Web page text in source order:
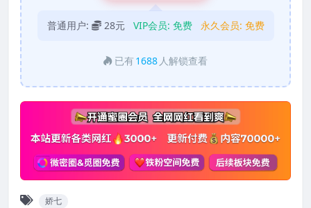
普通用户: 28元 VIP会员: 免费 永久会员: 免费
已有 1688 人解锁查看
娇七